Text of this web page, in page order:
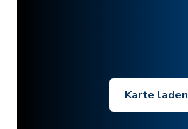
Karte laden